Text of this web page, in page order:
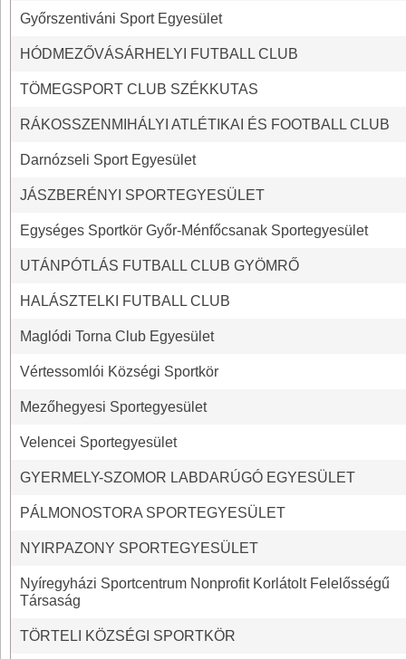
Győrszentiváni Sport Egyesület
HÓDMEZŐVÁSÁRHELYI FUTBALL CLUB
TÖMEGSPORT CLUB SZÉKKUTAS
RÁKOSSZENMIHÁLYI ATLÉTIKAI ÉS FOOTBALL CLUB
Darnózseli Sport Egyesület
JÁSZBERÉNYI SPORTEGYESÜLET
Egységes Sportkör Győr-Ménfőcsanak Sportegyesület
UTÁNPÓTLÁS FUTBALL CLUB GYÖMRŐ
HALÁSZTELKI FUTBALL CLUB
Maglódi Torna Club Egyesület
Vértessomlói Községi Sportkör
Mezőhegyesi Sportegyesület
Velencei Sportegyesület
GYERMELY-SZOMOR LABDARÚGÓ EGYESÜLET
PÁLMONOSTORA SPORTEGYESÜLET
NYIRPAZONY SPORTEGYESÜLET
Nyíregyházi Sportcentrum Nonprofit Korlátolt Felelősségű
Társaság
TÖRTELI KÖZSÉGI SPORTKÖR